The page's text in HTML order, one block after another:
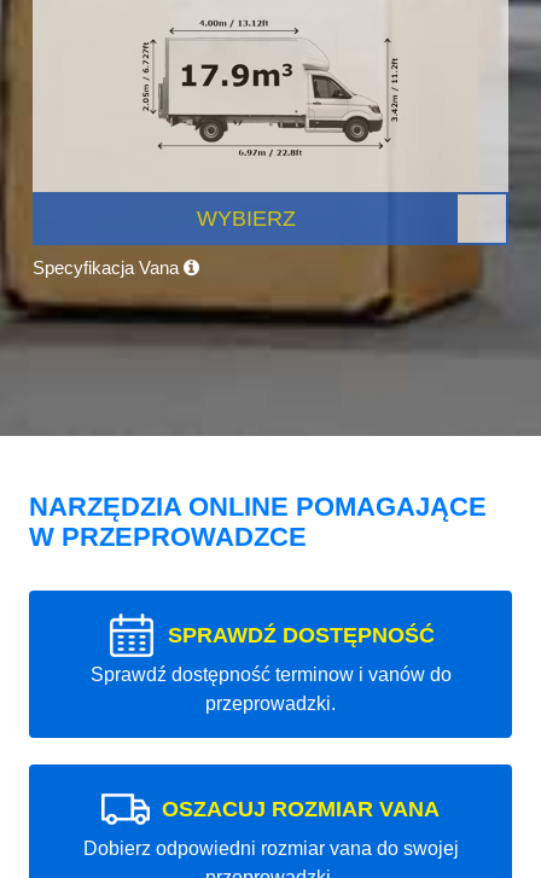
WYBIERZ
Specyfikacja Vana
NARZĘDZIA ONLINE POMAGAJĄCE
W PRZEPROWADZCE
SPRAWDŹ DOSTĘPNOŚĆ
Sprawdź dostępność terminow i vanów do
przeprowadzki.
OSZACUJ ROZMIAR VANA
Dobierz odpowiedni rozmiar vana do swojej